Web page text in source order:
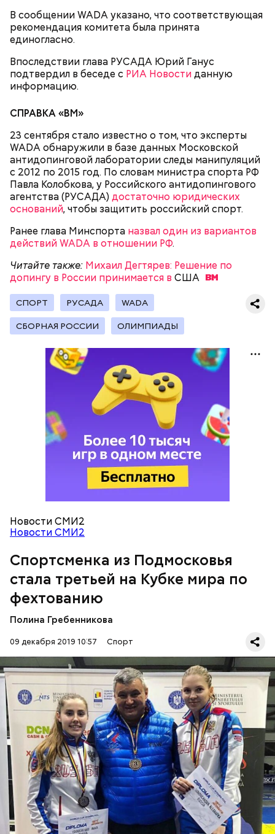
В сообщении WADA указано, что соответствующая
рекомендация комитета была принята
единогласно.
Впоследствии глава РУСАДА Юрий Ганус
подтвердил в беседе с РИА Новостиданную
информацию.
СПРАВКА «ВМ»
23 сентября стало известно о том, что эксперты
WADA обнаружили в базе данных Московской
антидопинговой лаборатории следы манипуляций
с 2012 по 2015 год. По словам министра спорта РФ
Павла Колобкова, у Российского антидопингового
агентства (РУСАДА) достаточно юридических
оснований, чтобы защитить российский спорт.
Ранее глава Минспорта назвал один из вариантов
действий WADA в отношении РФ.
Читайте также: Михаил Дегтярев: Решение по
допингу в России принимается в США
СПОРТ РУСАДА WADA
СБОРНАЯ РОССИИ ОЛИМПИАДЫ
Новости СМИ2
Новости СМИ2
Спортсменка из Подмосковья
стала третьей на Кубке мира по
фехтованию
Полина Гребенникова
09 декабря 2019 10:57 Спорт
Соревнования прошли 7 декабря в столице
Румынии Бухаресте, передает«Радио 1».
сообщалось , что конькобежка из Московской
области Дарья Качанова выиграла серебро на III
этапе Кубка мира на дистанции 500 метров.
Читайте также: ВФЛА передала «дорожную карту»
по выходу из допингового кризиса в Минспорт
СПОРТ
МОСКОВСКАЯ ОБЛАСТЬ
СОРЕВНОВАНИЯ